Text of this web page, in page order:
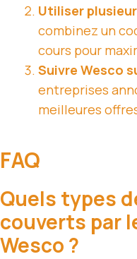
Utiliser
combinez un
cours pour
Suivre Wesco
entreprises
meilleures
FAQ
Quels types
couverts par
Wesco ?